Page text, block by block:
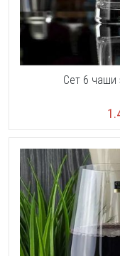
Сет 6 чаши